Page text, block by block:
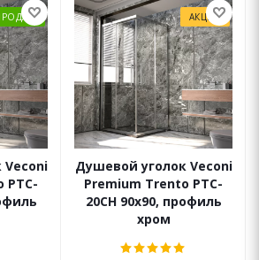
PTC-
АКЦИЯ
Душевой уголок Veconi
Premium Trento PTC-
20CH 90x90, профиль
хром